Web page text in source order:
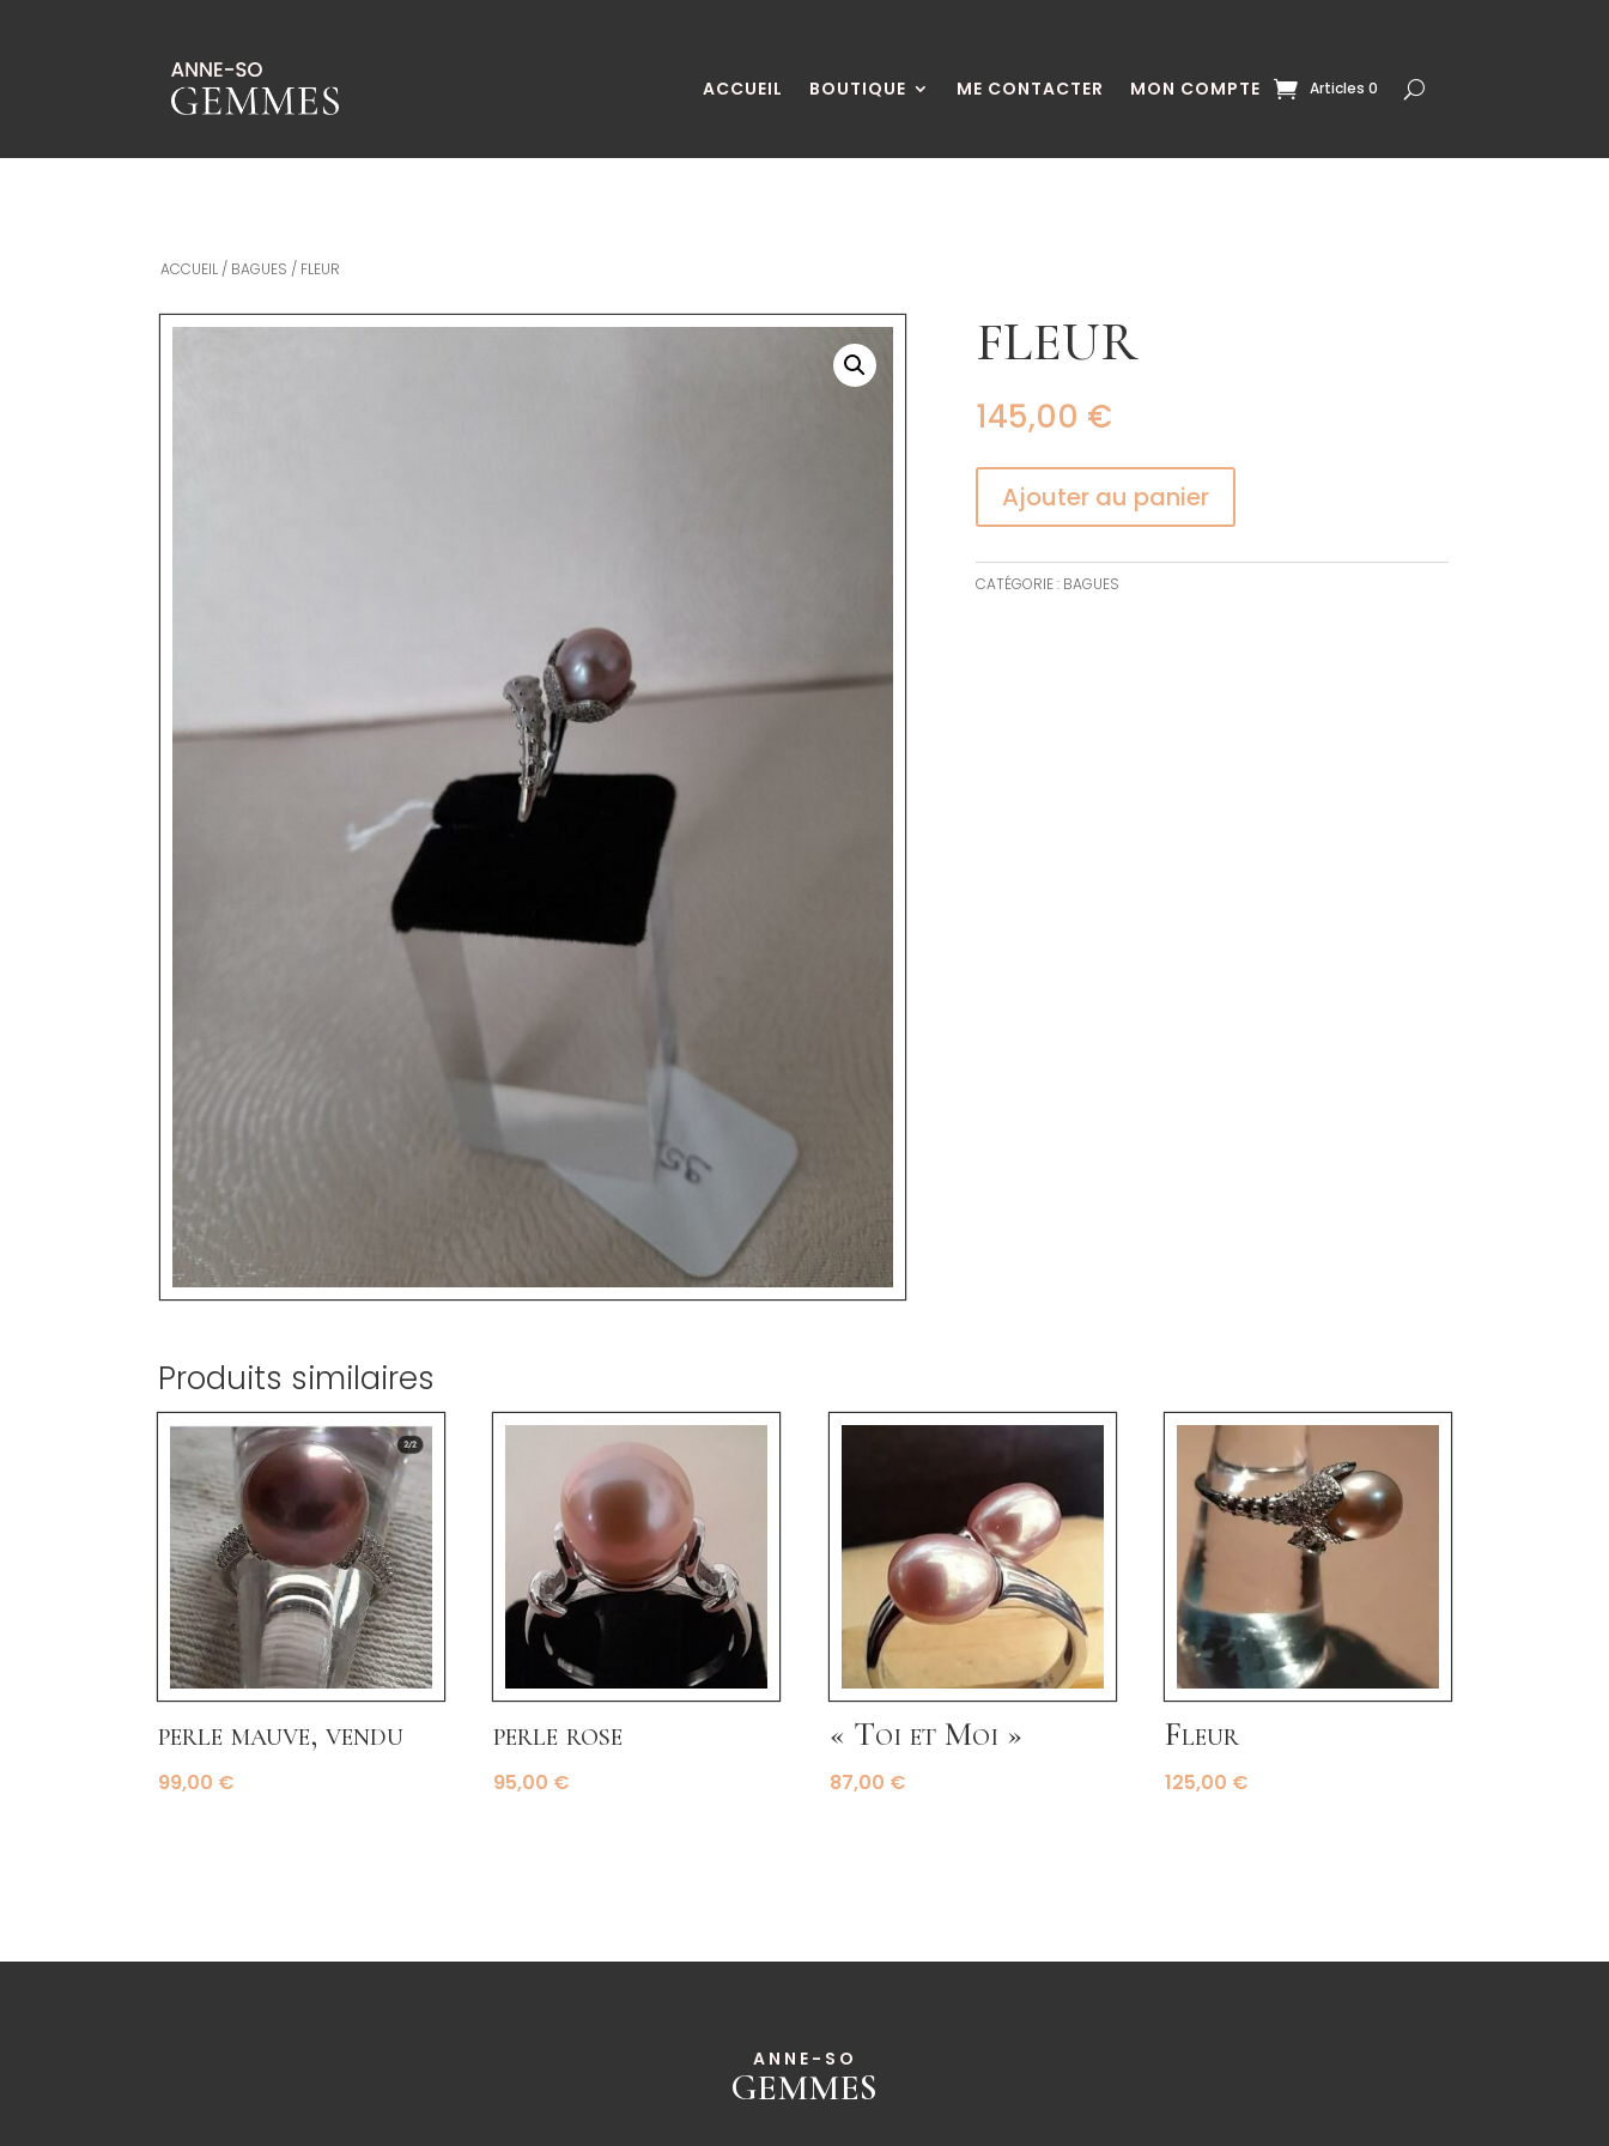
ACCUEIL BOUTIQUE ME CONTACTER MON COMPTE Articles 0
ACCUEIL / BAGUES / FLEUR
FLEUR
145,00 €
Ajouter au panier
CATÉGORIE : BAGUES
Produits similaires
perle mauve, vendu
99,00 €
perle rose
95,00 €
« Toi et Moi »
87,00 €
Fleur
125,00 €
ANNE-SO
GEMMES